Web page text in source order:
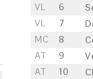
VL
6
VL
7
MC
8
AT
9
AT
10